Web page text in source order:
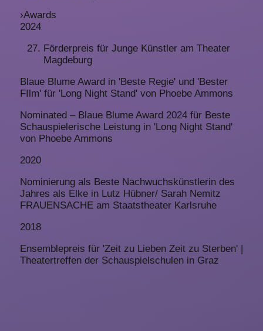
›Awards
2024
Förderpreis für Junge Künstler am Theater
Magdeburg
Blaue Blume Award in 'Beste Regie' und 'Bester
FIlm' für 'Long Night Stand' von Phoebe Ammons
Nominated – Blaue Blume Award 2024 für Beste
Schauspielerische Leistung in 'Long Night Stand'
von Phoebe Ammons
2020
Nominierung als Beste Nachwuchskünstlerin des
Jahres als Elke in Lutz Hübner/ Sarah Nemitz
FRAUENSACHE am Staatstheater Karlsruhe
2018
Ensemblepreis für 'Zeit zu Lieben Zeit zu Sterben' |
Theatertreffen der Schauspielschulen in Graz